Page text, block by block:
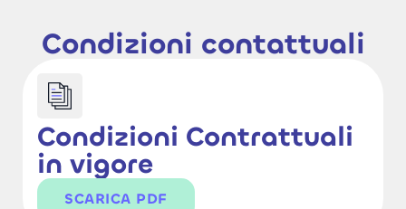
Condizioni contattuali
Condizioni Contrattuali
in vigore
SCARICA PDF